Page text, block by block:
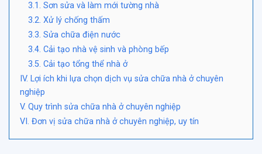
3.1. Sơn sửa và làm mới tường nhà
3.2. Xử lý chống thấm
3.3. Sửa chữa điện nước
3.4. Cải tạo nhà vệ sinh và phòng bếp
3.5. Cải tạo tổng thể nhà ở
IV. Lợi ích khi lựa chọn dịch vụ sửa chữa nhà ở chuyên
nghiệp
V. Quy trình sửa chữa nhà ở chuyên nghiệp
VI. Đơn vị sửa chữa nhà ở chuyên nghiệp, uy tín